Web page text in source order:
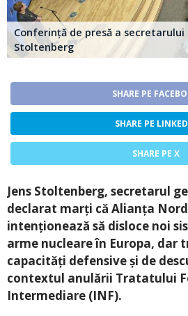
Conferință de presă a secretarului
Stoltenberg
SHARE PE
SHARE PE
SHARE PE X
Jens Stoltenberg, secretarul
declarat marți că Alianța
intenționează să disloce noi
arme nucleare în Europa, dar
capacități defensive și de
contextul anulării Tratatului
Intermediare (INF).